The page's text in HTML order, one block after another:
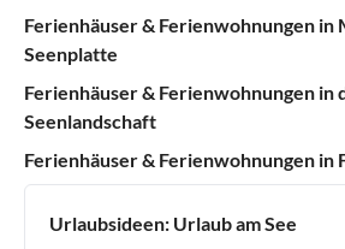
Ferienhäuser & Ferienwohnungen in
Seenplatte
Ferienhäuser & Ferienwohnungen in
Seenlandschaft
Ferienhäuser & Ferienwohnungen in
Urlaubsideen: Urlaub am See